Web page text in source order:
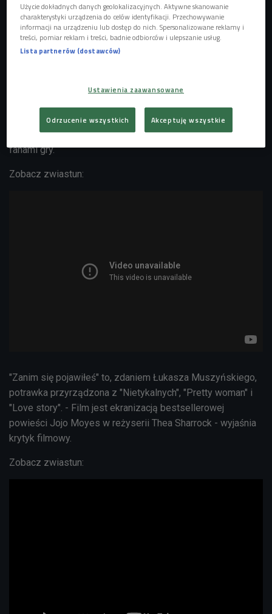
W filmie "Zanim się pojawiłeś" występują Emilia Clarke znana z "Gry o Tron"
oraz Sam Claflin, czyli Finnick w "Igrzyskach śmierci"
Foto: mat.
prasowe/Forum Film Poland
Na ekranach kin w ten weekend cztery premierowe tytuły. W
oparta na popularnej grze wideo. - Film nie miał polskiego
oceaniu nie są obiecujące - mówi gość Czwórki. Jak się
jednak okazuje, najbardziej narzekają ci, którzy nie są
fanami gry.
Zobacz zwiastun:
"Zanim się pojawiłeś" to, zdaniem Łukasza Muszyńskiego,
potrawka przyrządzona z "Nietykalnych", "Pretty woman" i
"Love story". - Film jest ekranizacją bestsellerowej
powieści Jojo Moyes w reżyserii Thea Sharrock - wyjaśnia
krytyk filmowy.
Zobacz zwiastun:
Użycie dokładnych danych geolokalizacyjnych. Aktywne skanowanie
charakterystyki urządzenia do celów identyfikacji. Przechowywanie
informacji na urządzeniu lub dostęp do nich. Spersonalizowane reklamy i
treści, pomiar reklam i treści, badnie odbiorców i ulepszanie usług.
Lista partnerów (dostawców)
Ustawienia zaawansowane
Odrzucenie wszystkich Akceptuję wszystkie